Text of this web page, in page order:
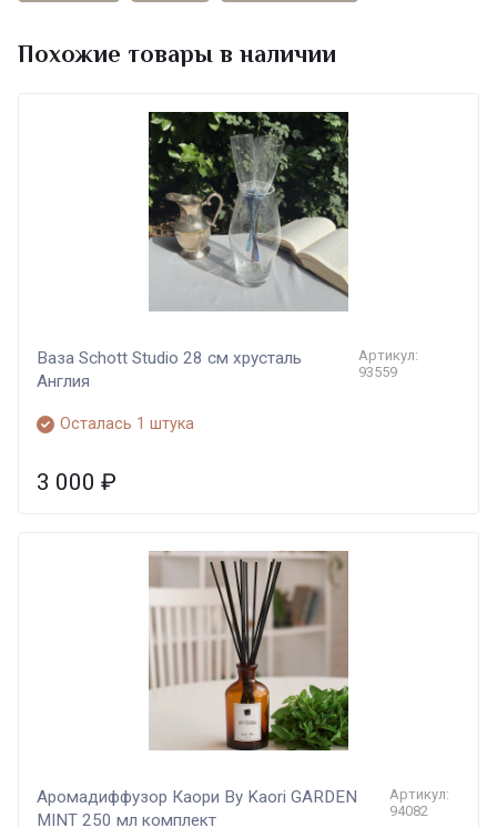
Похожие товары в наличии
Ваза Sсhott Studio 28 см хрусталь
Англия
Артикул:
93559
Осталась 1 штука
3 000 ₽
Аромадиффузор Каори By Kaori GARDEN
MINT 250 мл комплект
Артикул:
94082